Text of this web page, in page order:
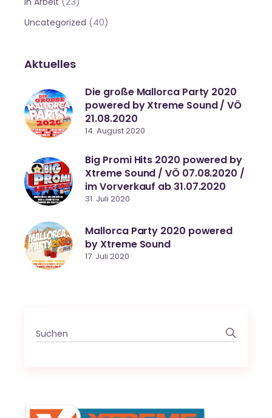
Uncategorized (40)
Aktuelles
Die große Mallorca Party 2020
powered by Xtreme Sound / VÖ
21.08.2020
14. August 2020
Big Promi Hits 2020 powered by
Xtreme Sound / VÖ 07.08.2020 /
im Vorverkauf ab 31.07.2020
31. Juli 2020
Mallorca Party 2020 powered
by Xtreme Sound
17. Juli 2020
Search
for: